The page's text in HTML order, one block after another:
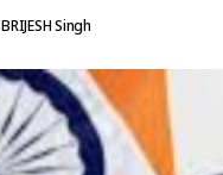
BRIJESH Singh